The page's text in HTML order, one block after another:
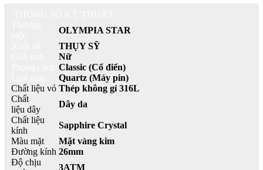
OLYMPIA STAR
THỤY SỸ
Nữ
Classic (Cổ điển)
Quartz (Máy pin)
Chất liệu vỏ Thép không gỉ 316L
Chất
liệu dây
Dây da
Chất liệu
kính
Sapphire Crystal
Màu mặt
Mặt vàng kim
Đường kính 26mm
Độ chịu
3ATM